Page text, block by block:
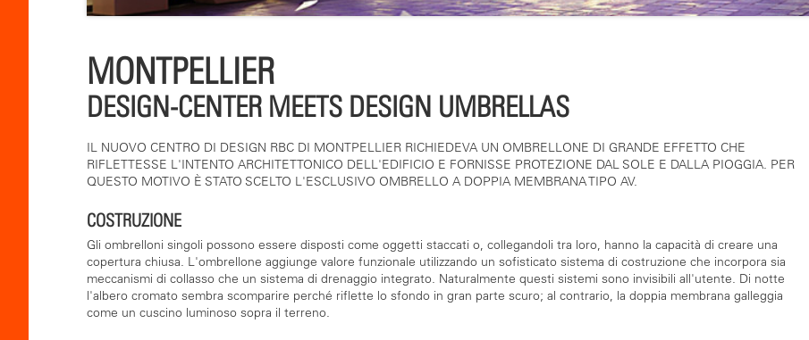
MONTPELLIER
DESIGN-CENTER MEETS DESIGN UMBRELLAS
IL NUOVO CENTRO DI DESIGN RBC DI MONTPELLIER RICHIEDEVA UN OMBRELLONE DI GRANDE EFFETTO CHE
RIFLETTESSE L'INTENTO ARCHITETTONICO DELL'EDIFICIO E FORNISSE PROTEZIONE DAL SOLE E DALLA PIOGGIA. PER
QUESTO MOTIVO È STATO SCELTO L'ESCLUSIVO OMBRELLO A DOPPIA MEMBRANA TIPO AV.
COSTRUZIONE
Gli ombrelloni singoli possono essere disposti come oggetti staccati o, collegandoli tra loro, hanno la capacità di creare una
copertura chiusa. L'ombrellone aggiunge valore funzionale utilizzando un sofisticato sistema di costruzione che incorpora sia
meccanismi di collasso che un sistema di drenaggio integrato. Naturalmente questi sistemi sono invisibili all'utente. Di notte
l'albero cromato sembra scomparire perché riflette lo sfondo in gran parte scuro; al contrario, la doppia membrana galleggia
come un cuscino luminoso sopra il terreno.